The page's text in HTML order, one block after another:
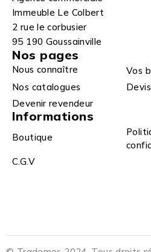
Immeuble Le Colbert
2 rue le corbusier
95 190 Goussainville
Nos pages
Nous connaître
Vos
Nos catalogues
Devenir revendeur
Informations
Boutique
C.G.V